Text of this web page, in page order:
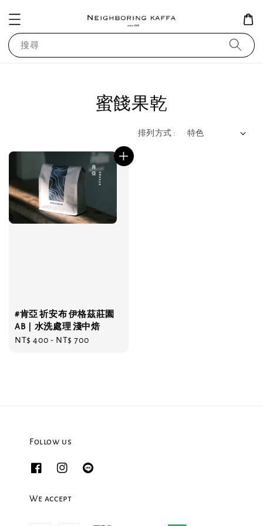
搜尋
蜜餞果乾
排列方式 :
#肯亞 祈安布 伊格茲莊園
AB｜水洗處理 淺中焙
Regular
NT$ 400 - NT$ 700
Follow us
We accept